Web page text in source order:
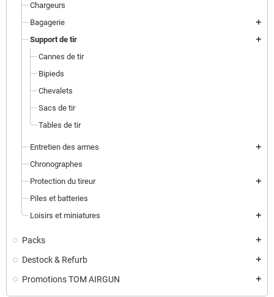
Chargeurs
Bagagerie
add
Support de tir add
Cannes de tir
Bipieds
Chevalets
Sacs de tir
Tables de tir
Entretien des armes add
Chronographes
Protection du tireur
add
Piles et batteries
Loisirs et miniatures
add
Packs add
Destock & Refurb add
Promotions TOM AIRGUN add